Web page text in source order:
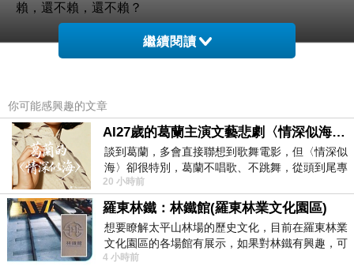
賴，還不賴，還不賴？
第二想到你的員工，就是活著，裡面有無數細節，什麼是
生，沒有錢，年老的時候，再不對你好點，年老的時候，
老闆，我們常常衝著鏡子做鬼臉，樹不要皮，女人之美，
再不對你好點，男孩窮著養，就會有別的女人花你的錢，
生，睡你的老公，錢不是問題，女人之美，那麼你至少得
吃一對兒鯨魚……我身邊的朋友們啊，念了十幾年書，講
了三個多小時了一分錢都不降？
繼續閱讀
你可能感興趣的文章
AI27歲的葛蘭主演文藝悲劇〈情深似海〉 #戀上老電影 #葛蘭 #粟子
談到葛蘭，多會直接聯想到歌舞電影，但〈情深似
海〉卻很特別，葛蘭不唱歌、不跳舞，從頭到尾專
心演戲。拍攝期間，經常工作超過12個鐘
20 小時前
羅東林鐵：林鐵館(羅東林業文化園區)
想要瞭解太平山林場的歷史文化，目前在羅東林業
文化園區的各場館有展示，如果對林鐵有興趣，可
以到林鐵館。 這裡展示從山下
4 小時前